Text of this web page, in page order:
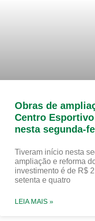
Obras de
Centro
nesta segunda-
Tiveram início nesta
ampliação e reforma
investimento é de R$
setenta e quatro
LEIA MAIS »